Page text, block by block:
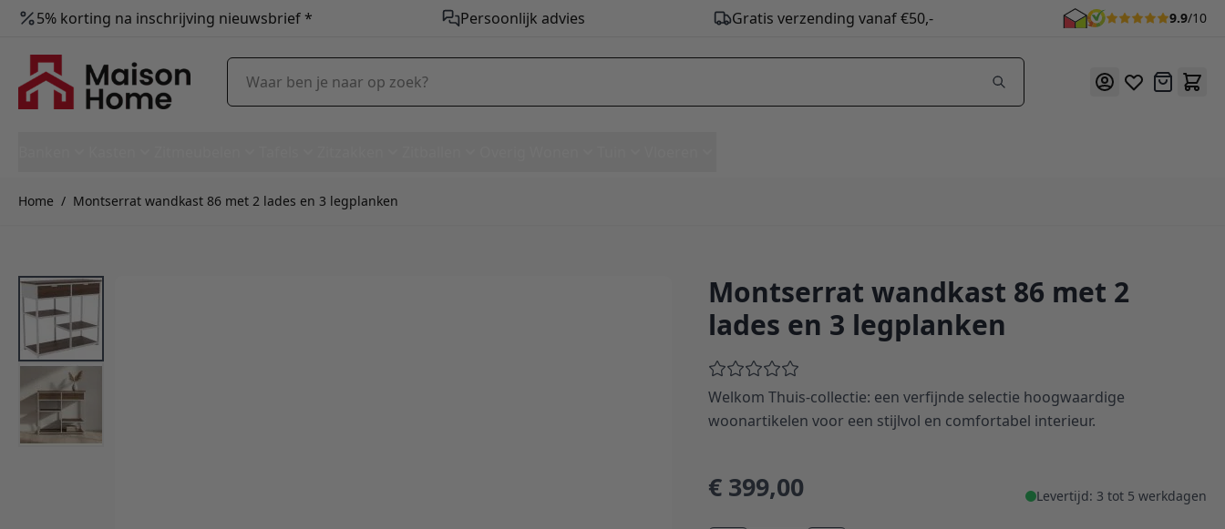
5% korting na inschrijving nieuwsbrief * Persoonlijk advies Gratis verzending vanaf €50,- 9.9/10
Offerte
Waar ben je naar op zoek?
Home / Montserrat wandkast 86 met 2 lades en 3 legplanken
Montserrat wandkast 86 met 2 lades en 3 legplankenMontserrat wandkast 86 met 2
lades en 3 legplanken
Welkom Thuis-collectie: een verfijnde selectie hoogwaardige
woonartikelen voor een stijlvol en comfortabel interieur.
€ 399,00 Levertijd: 3 tot 5 werkdagen